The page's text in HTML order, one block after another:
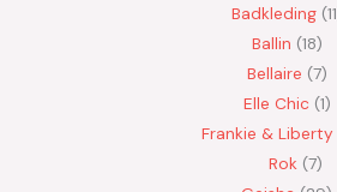
Badkleding 11
Ballin 18
Bellaire 7
Elle Chic 1
Frankie & Liberty
Rok 7